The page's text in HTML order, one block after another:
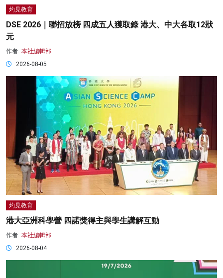
灼見教育
DSE 2026｜聯招放榜 四成五人獲取錄 港大、中大各取12狀
元
作者: 本社編輯部
2026-08-05
灼見教育
港大亞洲科學營 四諾獎得主與學生講解互動
作者: 本社編輯部
2026-08-04